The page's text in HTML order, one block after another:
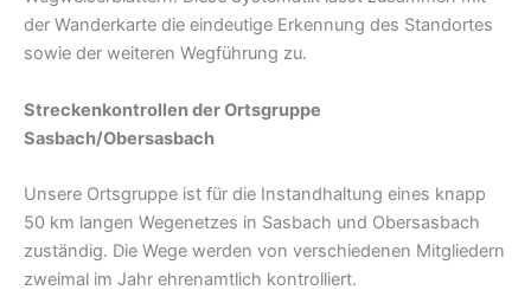
der Wanderkarte die eindeutige Erkennung des Standortes
sowie der weiteren Wegführung zu.
Streckenkontrollen der Ortsgruppe
Sasbach/Obersasbach
Unsere Ortsgruppe ist für die Instandhaltung eines knapp
50 km langen Wegenetzes in Sasbach und Obersasbach
zuständig. Die Wege werden von verschiedenen Mitgliedern
zweimal im Jahr ehrenamtlich kontrolliert.